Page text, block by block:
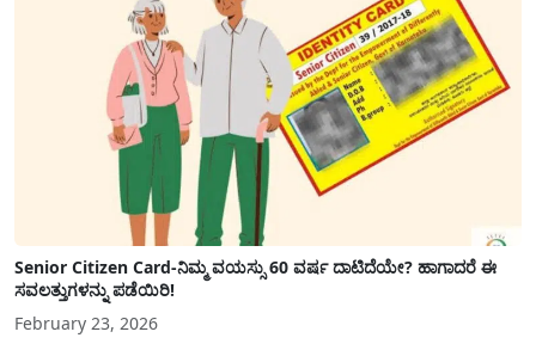
Senior Citizen Card-ನಿಮ್ಮ ವಯಸ್ಸು 60 ವರ್ಷ ದಾಟಿದೆಯೇ? ಹಾಗಾದರೆ ಈ
ಸವಲತ್ತುಗಳನ್ನು ಪಡೆಯಿರಿ!
February 23, 2026